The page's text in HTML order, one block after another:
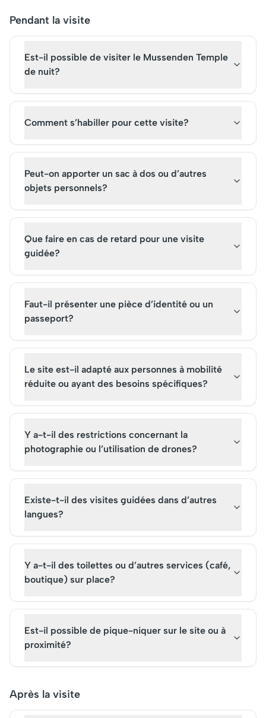
Pendant la visite
Est-il possible de visiter le Mussenden Temple
de nuit?
Comment s’habiller pour cette visite?
Peut-on apporter un sac à dos ou d’autres
objets personnels?
Que faire en cas de retard pour une visite
guidée?
Faut-il présenter une pièce d’identité ou un
passeport?
Le site est-il adapté aux personnes à mobilité
réduite ou ayant des besoins spécifiques?
Y a-t-il des restrictions concernant la
photographie ou l’utilisation de drones?
Existe-t-il des visites guidées dans d’autres
langues?
Y a-t-il des toilettes ou d’autres services (café,
boutique) sur place?
Est-il possible de pique-niquer sur le site ou à
proximité?
Après la visite